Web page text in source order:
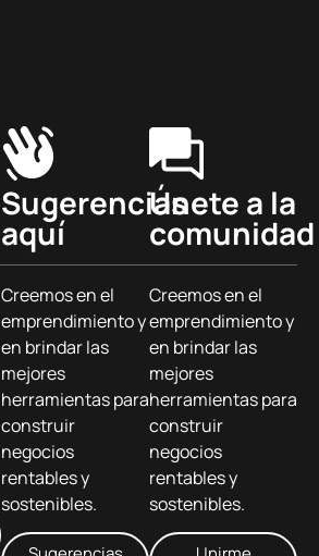
Sugerencias
aquí
Creemos en el
emprendimiento y
en brindar las
mejores
herramientas para
construir
negocios
rentables y
sostenibles.
Únete a la
comunidad
Creemos en el
emprendimiento y
en brindar las
mejores
herramientas para
construir
negocios
rentables y
sostenibles.